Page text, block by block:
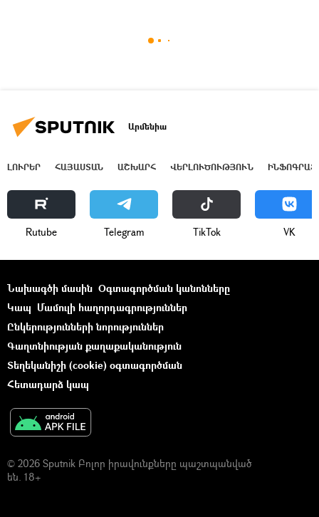
Արմենիա
ԼՈՒՐԵՐ ՀԱՅԱՍՏԱՆ ԱՇԽԱՐՀ ՎԵՐԼՈՒԾՈՒԹՅՈՒՆ
Rutube Telegram ТikТоk VK
Նախագծի մասին Օգտագործման կանոնները
Կապ Մամուլի հաղորդագրություններ
Ընկերությունների նորություններ
Գաղտնիության քաղաքականություն
Տեղեկանիշի (cookie) օգտագործման
Հետադարձ կապ
© 2026 Sputnik Բոլոր իրավունքները պաշտպանված
են. 18+